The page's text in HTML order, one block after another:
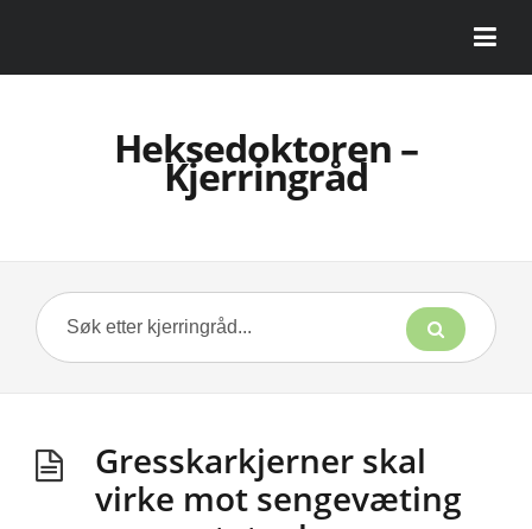
Heksedoktoren –
Kjerringråd
Gresskarkjerner skal
virke mot sengevæting